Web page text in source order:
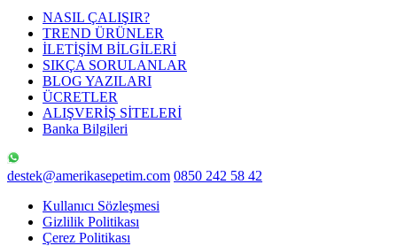
NASIL ÇALIŞIR?
TREND ÜRÜNLER
İLETİŞİM BİLGİLERİ
SIKÇA SORULANLAR
BLOG YAZILARI
ÜCRETLER
ALIŞVERİŞ SİTELERİ
Banka Bilgileri
destek@amerikasepetim.com 0850 242 58 42
Kullanıcı Sözleşmesi
Gizlilik Politikası
Çerez Politikası